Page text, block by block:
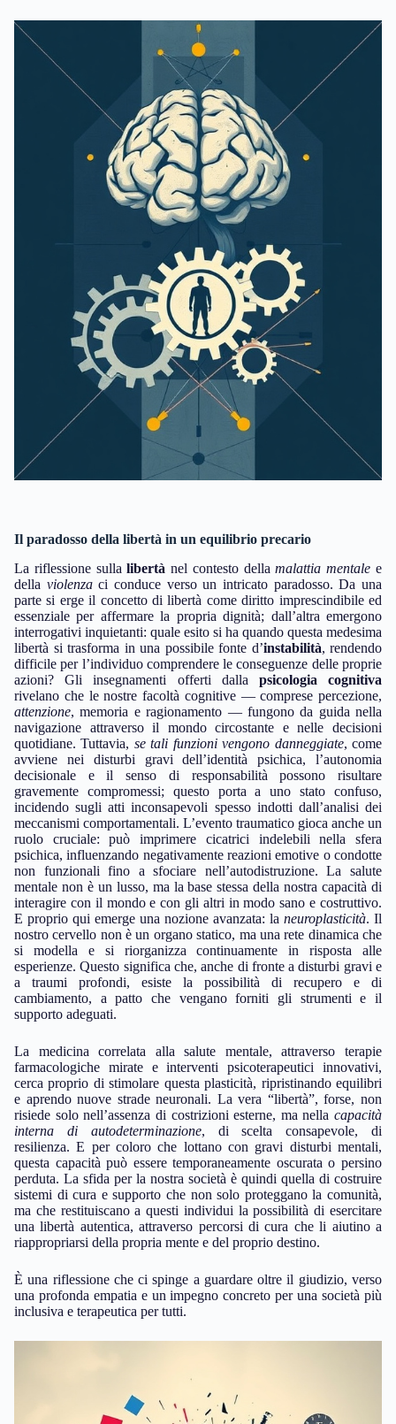
Il paradosso della libertà in un equilibrio precario
La riflessione sullalibertà nel contesto dellamalattia mentale e
della violenzaci conduce verso un intricato paradosso. Da una
parte si erge il concetto di libertà come diritto imprescindibile ed
essenziale per affermare la propria dignità; dall’altra emergono
interrogativi inquietanti: quale esito si ha quando questa medesima
libertà si trasforma in una possibile fonte d’instabilità, rendendo
difficile per l’individuo comprendere le conseguenze delle proprie
azioni? Gli insegnamenti offerti dalla psicologia cognitiva
rivelano che le nostre facoltà cognitive — comprese percezione,
attenzione, memoria e ragionamento — fungono da guida nella
navigazione attraverso il mondo circostante e nelle decisioni
quotidiane. Tuttavia, se tali funzioni vengono danneggiate, come
avviene nei disturbi gravi dell’identità psichica, l’autonomia
decisionale e il senso di responsabilità possono risultare
gravemente compromessi; questo porta a uno stato confuso,
incidendo sugli atti inconsapevoli spesso indotti dall’analisi dei
meccanismi comportamentali. L’evento traumatico gioca anche un
ruolo cruciale: può imprimere cicatrici indelebili nella sfera
psichica, influenzando negativamente reazioni emotive o condotte
non funzionali fino a sfociare nell’autodistruzione. La salute
mentale non è un lusso, ma la base stessa della nostra capacità di
interagire con il mondo e con gli altri in modo sano e costruttivo.
E proprio qui emerge una nozione avanzata: la neuroplasticità. Il
nostro cervello non è un organo statico, ma una rete dinamica che
si modella e si riorganizza continuamente in risposta alle
esperienze. Questo significa che, anche di fronte a disturbi gravi e
a traumi profondi, esiste la possibilità di recupero e di
cambiamento, a patto che vengano forniti gli strumenti e il
supporto adeguati.
La medicina correlata alla salute mentale, attraverso terapie
farmacologiche mirate e interventi psicoterapeutici innovativi,
cerca proprio di stimolare questa plasticità, ripristinando equilibri
e aprendo nuove strade neuronali. La vera “libertà”, forse, non
risiede solo nell’assenza di costrizioni esterne, ma nella capacità
interna di autodeterminazione, di scelta consapevole, di
resilienza. E per coloro che lottano con gravi disturbi mentali,
questa capacità può essere temporaneamente oscurata o persino
perduta. La sfida per la nostra società è quindi quella di costruire
sistemi di cura e supporto che non solo proteggano la comunità,
ma che restituiscano a questi individui la possibilità di esercitare
una libertà autentica, attraverso percorsi di cura che li aiutino a
riappropriarsi della propria mente e del proprio destino.
È una riflessione che ci spinge a guardare oltre il giudizio, verso
una profonda empatia e un impegno concreto per una società più
inclusiva e terapeutica per tutti.